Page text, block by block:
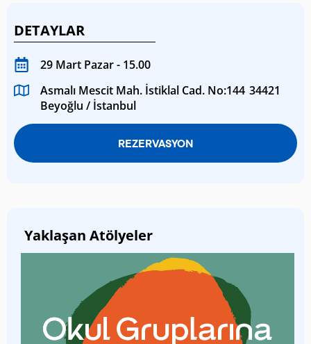
DETAYLAR
29 Mart Pazar - 15.00
Asmalı Mescit Mah. İstiklal Cad. No:144 34421
Beyoğlu / İstanbul
REZERVASYON
Yaklaşan Atölyeler